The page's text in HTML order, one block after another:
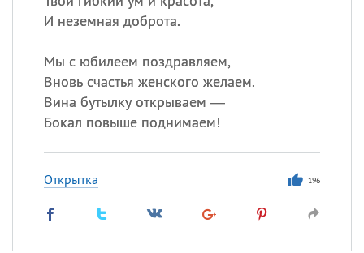
И неземная доброта.
Мы с юбилеем поздравляем,
Вновь счастья женского желаем.
Вина бутылку открываем —
Бокал повыше поднимаем!
Открытка 196
Сегодня празднуют именины
Александр
Анна
Посмотреть значениеи